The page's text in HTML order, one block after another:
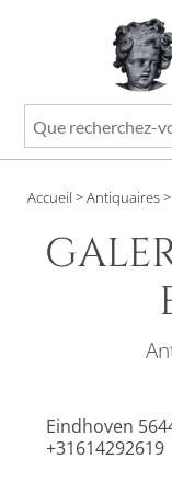
Que
recherchez-
?
Accueil >Antiquaires>
Eindhoven
+31614292619